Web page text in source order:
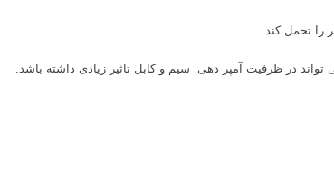
در ظرفیت آمپر دهی سیم و کابل تاثیر زیادی داشته باشد.